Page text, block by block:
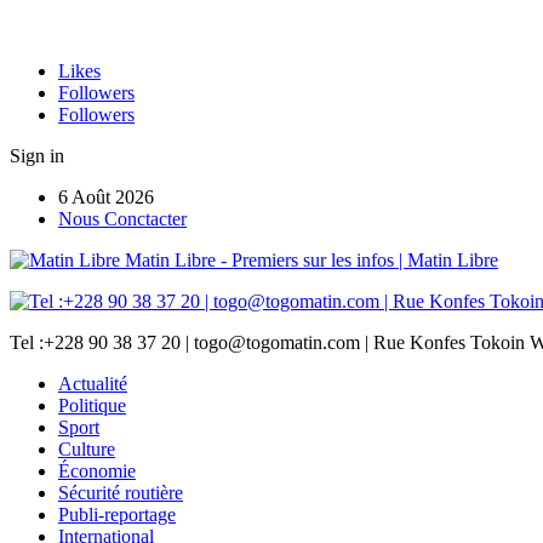
Likes
Followers
Followers
Sign in
6 Août 2026
Nous Conctacter
Matin Libre - Premiers sur les infos | Matin Libre
Tel :+228 90 38 37 20 | togo@togomatin.com | Rue Konfes Tokoin
Actualité
Politique
Sport
Culture
Économie
Sécurité routière
Publi-reportage
International